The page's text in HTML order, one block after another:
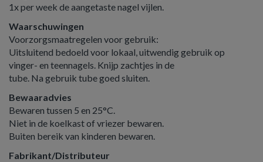
1x per week de aangetaste nagel vijlen.
Waarschuwingen
Voorzorgsmaatregelen voor gebruik:
Uitsluitend bedoeld voor lokaal, uitwendig gebruik op
vinger- en teennagels. Knijp zachtjes in de
tube. Na gebruik tube goed sluiten.
Bewaaradvies
Bewaren tussen 5 en 25°C.
Niet in de koelkast of vriezer bewaren.
Buiten bereik van kinderen bewaren.
Fabrikant/Distributeur